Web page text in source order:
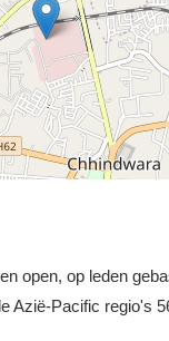
op leden
Pacific regio's